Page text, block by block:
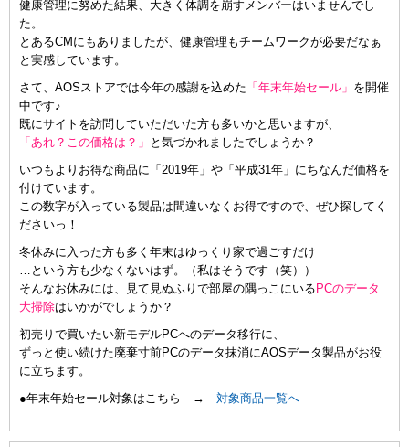
健康管理に努めた結果、大きく体調を崩すメンバーはいませんでし
た。
とあるCMにもありましたが、健康管理もチームワークが必要だなぁ
と実感しています。
さて、AOSストアでは今年の感謝を込めた 「年末年始セール」 を開催
中です♪
既にサイトを訪問していただいた方も多いかと思いますが、
「あれ？この価格は？」
と気づかれましたでしょうか？
いつもよりお得な商品に「2019年」や「平成31年」にちなんだ価格を
付けています。
この数字が入っている製品は間違いなくお得ですので、ぜひ探してく
ださいっ！
冬休みに入った方も多く年末はゆっくり家で過ごすだけ
…という方も少なくないはず。（私はそうです（笑））
そんなお休みには、見て見ぬふりで部屋の隅っこにいる PCのデータ
大掃除はいかがでしょうか？
初売りで買いたい新モデルPCへのデータ移行に、
ずっと使い続けた廃棄寸前PCのデータ抹消にAOSデータ製品がお役
に立ちます。
●年末年始セール対象はこちら → 対象商品一覧へ